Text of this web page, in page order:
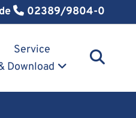
02389/9804-0
Service
Download